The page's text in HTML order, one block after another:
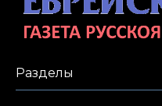
Разделы